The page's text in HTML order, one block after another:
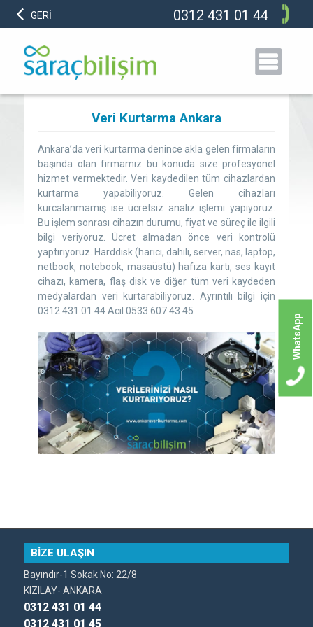
GERİ 0312 431 01 44
Veri Kurtarma Ankara
Ankara’da veri kurtarma denince akla gelen firmaların
başında olan firmamız bu konuda size profesyonel
hizmet vermektedir. Veri kaydedilen tüm cihazlardan
kurtarma yapabiliyoruz. Gelen cihazları
kurcalanmamış ise ücretsiz analiz işlemi yapıyoruz.
Bu işlem sonrası cihazın durumu, fiyat ve süreç ile ilgili
bilgi veriyoruz. Ücret almadan önce veri kontrolü
yaptırıyoruz. Harddisk (harici, dahili, server, nas, laptop,
netbook, notebook, masaüstü) hafıza kartı, ses kayıt
cihazı, kamera, flaş disk ve diğer tüm veri kaydeden
medyalardan veri kurtarabiliyoruz. Ayrıntılı bilgi için
0312 431 01 44 Acil 0533 607 43 45
BİZE ULAŞIN
Bayındır-1 Sokak No: 22/8
KIZILAY- ANKARA
0312 431 01 44
0312 431 01 45
WhatsApp